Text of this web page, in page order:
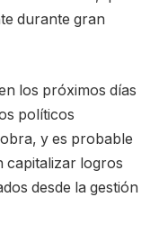
durante gran
los próximos días
políticos
y es probable
capitalizar logros
desde la gestión